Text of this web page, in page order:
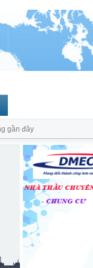
gần đây